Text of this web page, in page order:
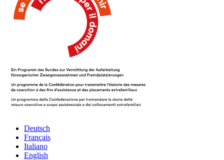
Deutsch
Français
Italiano
English